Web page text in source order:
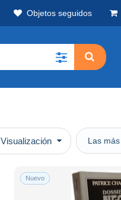
Objetos seguidos
Visualización
Nuevo